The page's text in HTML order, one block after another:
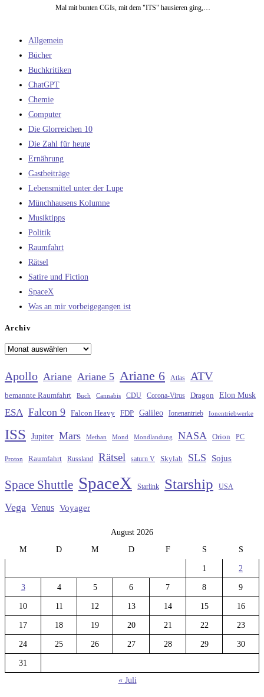
Mal mit bunten CGIs, mit dem "ITS" hausieren ging,…
Allgemein
Bücher
Buchkritiken
ChatGPT
Chemie
Computer
Die Glorreichen 10
Die Zahl für heute
Ernährung
Gastbeiträge
Lebensmittel unter der Lupe
Münchhausens Kolumne
Musiktipps
Politik
Raumfahrt
Rätsel
Satire und Fiction
SpaceX
Was an mir vorbeigegangen ist
Archiv
Archiv
Apollo Ariane Ariane 5 Ariane 6 Atlas ATV
bemannte Raumfahrt Buch Cannabis CDU Corona-Virus Dragon Elon Musk
ESA Falcon 9 Falcon Heavy FDP Galileo Ionenantrieb Ionentriebwerke
ISS Jupiter Mars Methan Mond Mondlandung NASA Orion PC
Proton Raumfahrt Russland Rätsel saturn V Skylab SLS Sojus
Space Shuttle SpaceX Starlink Starship USA
Vega Venus Voyager
August 2026
M
D M D F S S
1 2
3 4 5 6 7 8 9
10 11 12 13 14 15 16
17 18 19 20 21 22 23
24 25 26 27 28 29 30
31
« Juli